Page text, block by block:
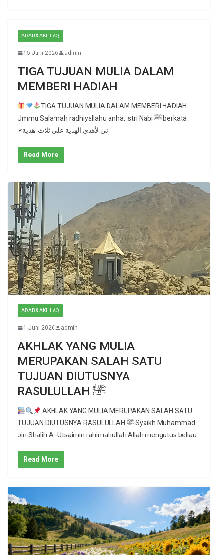
ADAB & AKHLAQ
15 Juni 2026 admin
TIGA TUJUAN MULIA DALAM
MEMBERI HADIAH
TIGA TUJUAN MULIA DALAM MEMBERI HADIAH
Ummu Salamah radhiyallahu anha, istri Nabi ﷺ berkata :
:«إني لأهدي الهدية على ثلاث: هدية
Read More
ADAB & AKHLAQ
1 Juni 2026 admin
AKHLAK YANG MULIA
MERUPAKAN SALAH SATU
TUJUAN DIUTUSNYA
RASULULLAH ﷺ
AKHLAK YANG MULIA MERUPAKAN SALAH SATU
TUJUAN DIUTUSNYA RASULULLAH ﷺ Syaikh Muhammad
bin Shalih Al-Utsaimin rahimahullah Allah mengutus beliau
Read More